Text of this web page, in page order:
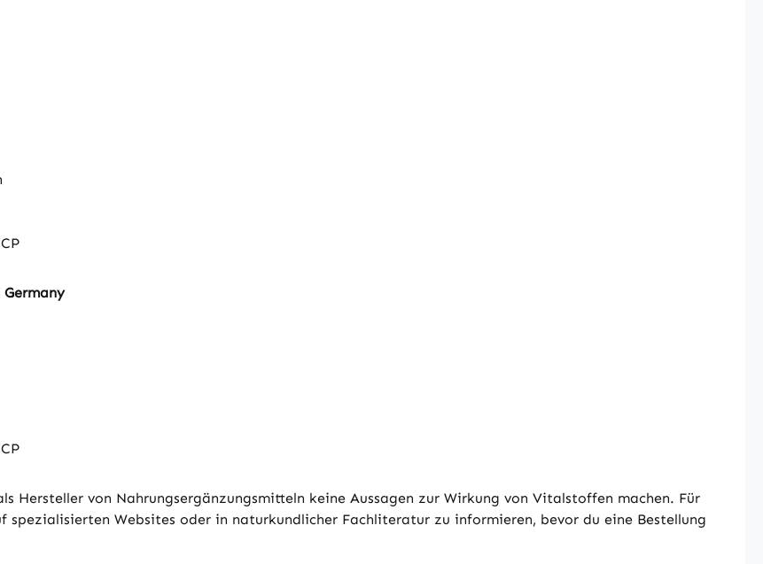
Hersteller von Nahrungsergänzungsmitteln keine Aussagen zur Wirkung von Vitalstoffen machen. Für
Websites oder in naturkundlicher Fachliteratur zu informieren, bevor du eine Bestellung